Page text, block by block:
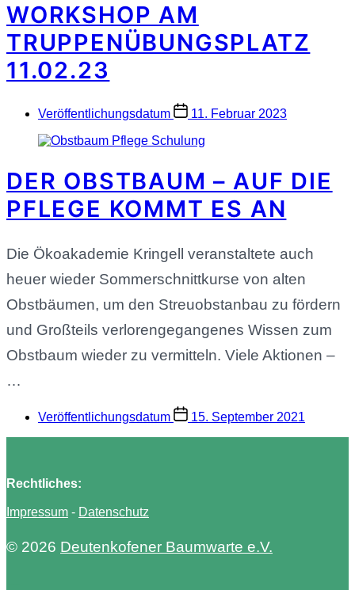
WORKSHOP AM
TRUPPENÜBUNGSPLATZ
11.02.23
Veröffentlichungsdatum 11. Februar 2023
DER OBSTBAUM – AUF DIE
PFLEGE KOMMT ES AN
Die Ökoakademie Kringell veranstaltete auch
heuer wieder Sommerschnittkurse von alten
Obstbäumen, um den Streuobstanbau zu fördern
und Großteils verlorengegangenes Wissen zum
Obstbaum wieder zu vermitteln. Viele Aktionen –
…
Veröffentlichungsdatum 15. September 2021
Rechtliches:
Impressum - Datenschutz
© 2026 Deutenkofener Baumwarte e.V.